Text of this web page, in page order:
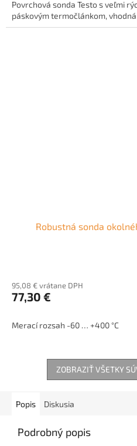
Povrchová sonda Testo s veľmi
páskovým termočlánkom,
Robustná sonda
95,08 € vrátane DPH
77,30 €
Merací rozsah -60 … +400 °C
ZOBRAZIŤ VŠETKY
Popis Diskusia
Podrobný popis